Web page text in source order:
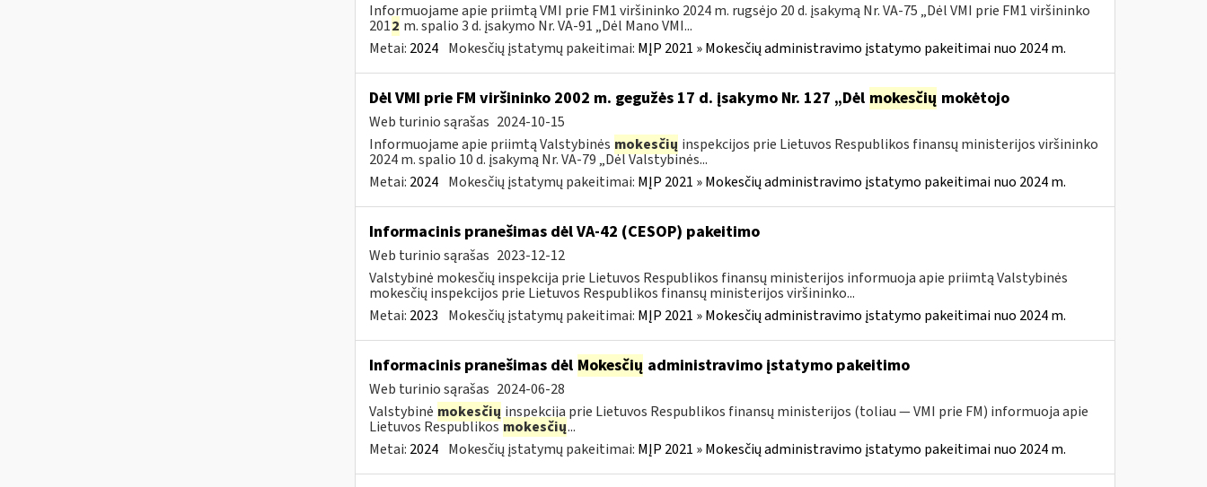
Informuojame apie priimtą VMI prie FM1 viršininko 2024 m. rugsėjo 20 d. įsakymą Nr. VA-75 „Dėl VMI prie FM1 viršininko
2012 m. spalio 3 d. įsakymo Nr. VA-91 „Dėl Mano VMI...
Metai: 2024 Mokesčių įstatymų pakeitimai: MĮP 2021 » Mokesčių administravimo įstatymo pakeitimai nuo 2024 m.
Dėl VMI prie FM viršininko 2002 m. gegužės 17 d. įsakymo Nr. 127 „Dėl mokesčių mokėtojo
Web turinio sąrašas 2024-10-15
Informuojame apie priimtą Valstybinės mokesčių inspekcijos prie Lietuvos Respublikos finansų ministerijos viršininko
2024 m. spalio 10 d. įsakymą Nr. VA-79 „Dėl Valstybinės...
Metai: 2024 Mokesčių įstatymų pakeitimai: MĮP 2021 » Mokesčių administravimo įstatymo pakeitimai nuo 2024 m.
Informacinis pranešimas dėl VA-42 (CESOP) pakeitimo
Web turinio sąrašas 2023-12-12
Valstybinė mokesčių inspekcija prie Lietuvos Respublikos finansų ministerijos informuoja apie priimtą Valstybinės
mokesčių inspekcijos prie Lietuvos Respublikos finansų ministerijos viršininko...
Metai: 2023 Mokesčių įstatymų pakeitimai: MĮP 2021 » Mokesčių administravimo įstatymo pakeitimai nuo 2024 m.
Informacinis pranešimas dėl Mokesčių administravimo įstatymo pakeitimo
Web turinio sąrašas 2024-06-28
Valstybinė mokesčių inspekcija prie Lietuvos Respublikos finansų ministerijos (toliau — VMI prie FM) informuoja apie
Lietuvos Respublikosmokesčių...
Metai: 2024 Mokesčių įstatymų pakeitimai: MĮP 2021 » Mokesčių administravimo įstatymo pakeitimai nuo 2024 m.